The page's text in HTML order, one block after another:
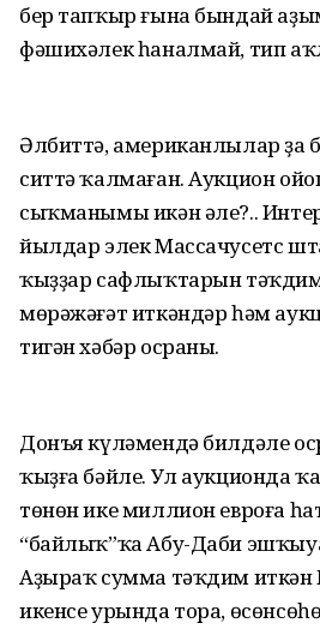
бер тапҡыр ғына бындай
фәшихәлек һаналмай, тип
Әлбиттә, американлылар
ситтә ҡалмаған. Аукцион
сыҡманымы икән әле?..
йылдар элек Массачусетс
ҡыҙҙар сафлыҡтарын
мөрәжәғәт иткәндәр һәм
тигән хәбәр осраны.
Донъя күләмендә билдәле
ҡыҙға бәйле. Ул аукционда
төнөн ике миллион евроға
“байлыҡ”ҡа Абу-Даби
Аҙыраҡ сумма тәҡдим иткән
икенсе урында тора,